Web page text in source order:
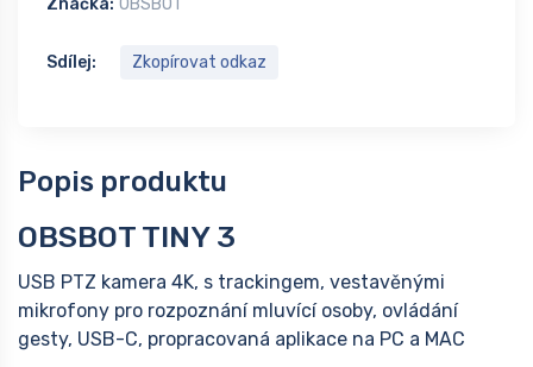
Sdílej: Zkopírovat odkaz
Popis produktu
OBSBOT TINY 3
USB PTZ kamera 4K, s trackingem, vestavěnými
mikrofony pro rozpoznání mluvící osoby, ovládání
gesty, USB-C, propracovaná aplikace na PC a MAC